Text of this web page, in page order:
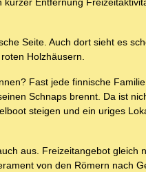
Entfernung
Seite. Auch dort sieht es
Holzhäusern.
Fast jede finnische
Schnaps brennt. Da ist
steigen und ein uriges
aus. Freizeitangebot
von den Römern nach